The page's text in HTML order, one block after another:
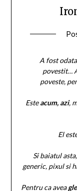
A fost
povestit…
poveste,
Esteacum, azi,
El
Si baiatul
generic, pixul si
Pentru ca avea